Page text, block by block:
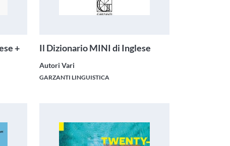
+
Il Dizionario MINI di Inglese
Autori Vari
GARZANTI LINGUISTICA